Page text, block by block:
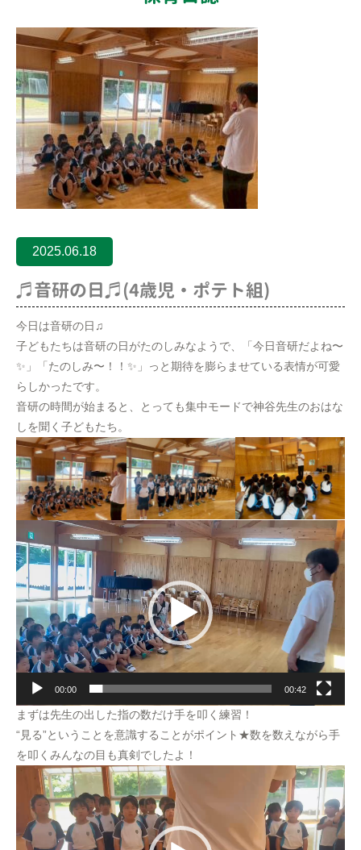
2025.06.18
♬音研の日♬(4歳児・ポテト組)
今日は音研の日♫
子どもたちは音研の日がたのしみなようで、「今日音研だよね〜
✨️」「たのしみ〜！！✨️」っと期待を膨らませている表情が可愛
らしかったです。
音研の時間が始まると、とっても集中モードで神谷先生のおはな
しを聞く子どもたち。
画
プ
レ
ー
ヤ
ー
00:00 00:42
まずは先生の出した指の数だけ手を叩く練習！
“見る”ということを意識することがポイント★数を数えながら手
を叩くみんなの目も真剣でしたよ！
レ